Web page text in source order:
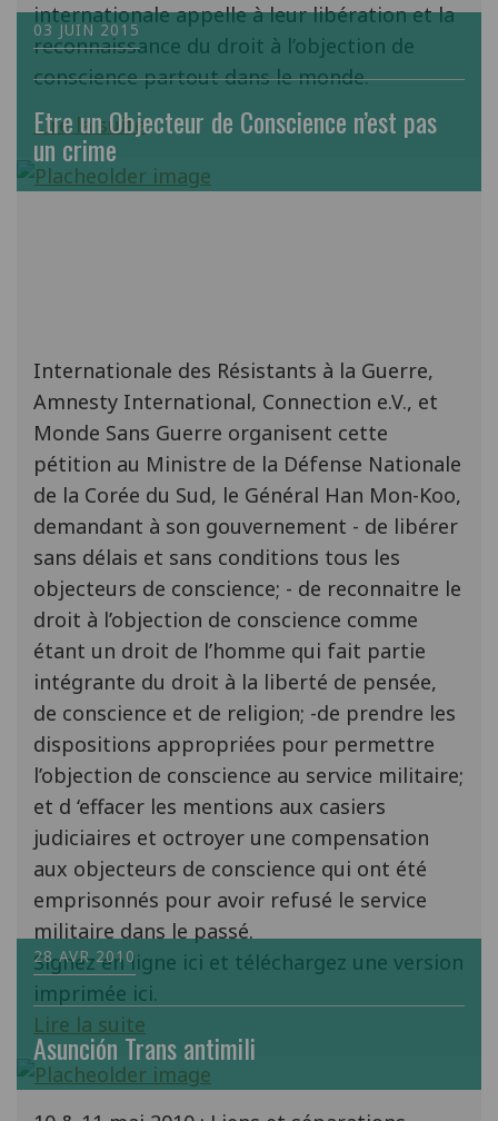
internationale appelle à leur libération et la
reconnaissance du droit à l’objection de
conscience partout dans le monde.
Lire la suite
03 JUIN 2015
Etre un Objecteur de Conscience n’est pas
un crime
Internationale des Résistants à la Guerre,
Amnesty International, Connection e.V., et
Monde Sans Guerre organisent cette
pétition au Ministre de la Défense Nationale
de la Corée du Sud, le Général Han Mon-Koo,
demandant à son gouvernement - de libérer
sans délais et sans conditions tous les
objecteurs de conscience; - de reconnaitre le
droit à l’objection de conscience comme
étant un droit de l’homme qui fait partie
intégrante du droit à la liberté de pensée,
de conscience et de religion; -de prendre les
dispositions appropriées pour permettre
l’objection de conscience au service militaire;
et d ‘effacer les mentions aux casiers
judiciaires et octroyer une compensation
aux objecteurs de conscience qui ont été
emprisonnés pour avoir refusé le service
militaire dans le passé.
Signez en ligne ici et téléchargez une version
imprimée ici.
Lire la suite
28 AVR 2010
Asunción Trans antimili